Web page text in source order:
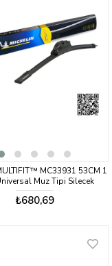
MC33931 53CM 1
Muz Tipi Silecek
₺680,69